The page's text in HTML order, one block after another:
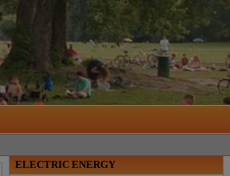
ELECTRIC ENERGY